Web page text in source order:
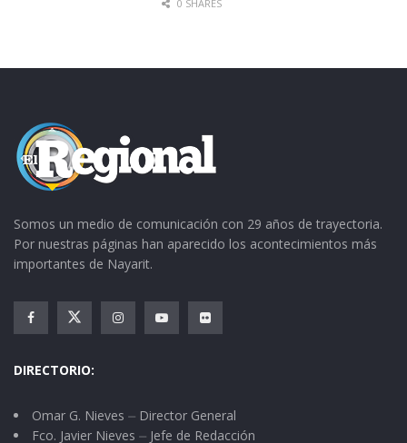
0 SHARES
Somos un medio de comunicación con 29 años de trayectoria.
Por nuestras páginas han aparecido los acontecimientos más
importantes de Nayarit.
DIRECTORIO:
Omar G. Nieves ⏤ Director General
Fco. Javier Nieves ⏤ Jefe de Redacción